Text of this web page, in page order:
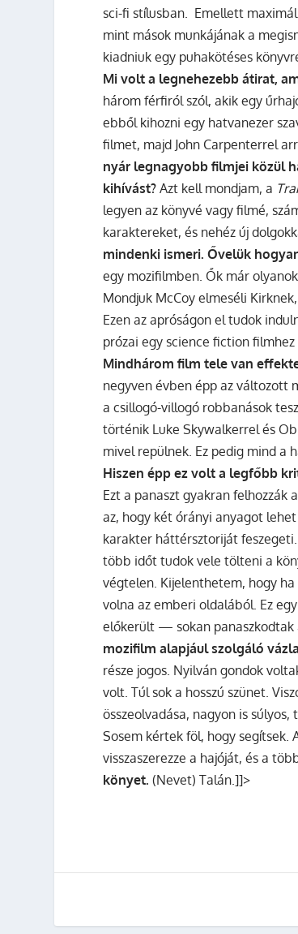
sci-fi stílusban. Emellett
mint mások munkájának a
kiadniuk egy puhakötéses
Mi volt a legnehezebb átirat,
három férfiról szól, akik egy
ebből kihozni egy hatvanezer
filmet, majd John Carpenterrel
nyár legnagyobb filmjei közül
kihívást? Azt kell mondjam, a
legyen az könyvé vagy filmé,
karaktereket, és nehéz új
mindenki ismeri. Ővelük
egy mozifilmben. Ők már
Mondjuk McCoy elmeséli
Ezen az apróságon el tudok
prózai egy science fiction
Mindhárom film tele van
negyven évben épp az változott
a csillogó-villogó robbanások
történik Luke Skywalkerrel és
mivel repülnek. Ez pedig mind a
Hiszen épp ez volt a legfőbb
Ezt a panaszt gyakran
az, hogy két órányi anyagot
karakter háttérsztoriját
több időt tudok vele tölteni a
végtelen. Kijelenthetem, hogy
volna az emberi oldalából. Ez
előkerült — sokan panaszkodtak
mozifilm alapjául szolgáló
része jogos. Nyilván gondok
volt. Túl sok a hosszú szünet.
összeolvadása, nagyon is
Sosem kértek föl, hogy segítsek.
visszaszerezze a hajóját, és a
könyet. (Nevet) Talán.]]>